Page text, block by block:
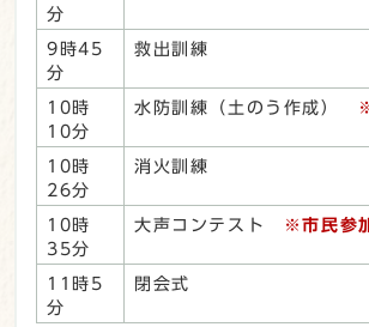
分
9時45
分
救出訓練
10時
10分
水防訓練（土のう作成）
10時
26分
消火訓練
10時
35分
大声コンテスト ※市民参
11時5
分
閉会式